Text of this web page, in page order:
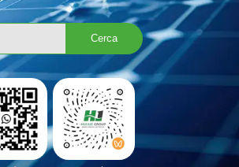
Cerca